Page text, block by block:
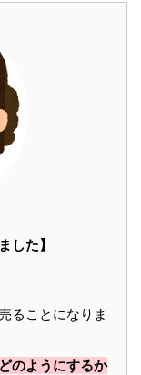
した】
ることになりま
のようにするか